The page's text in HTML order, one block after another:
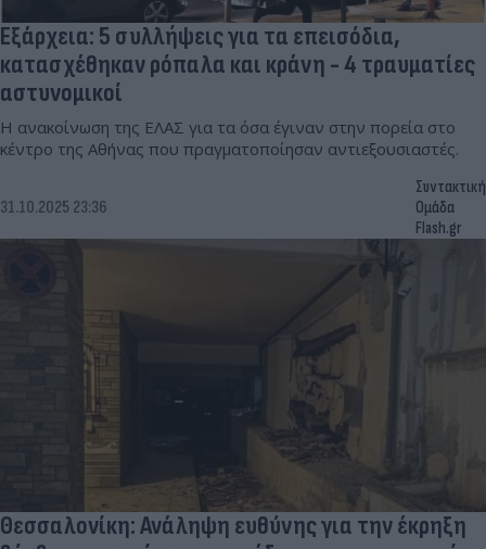
Εξάρχεια: 5 συλλήψεις για τα επεισόδια,
κατασχέθηκαν ρόπαλα και κράνη - 4 τραυματίες
αστυνομικοί
Η ανακοίνωση της ΕΛΑΣ για τα όσα έγιναν στην πορεία στο
κέντρο της Αθήνας που πραγματοποίησαν αντιεξουσιαστές.
31.10.2025 23:36
Συντακτική
Ομάδα
Flash.gr
Θεσσαλονίκη: Ανάληψη ευθύνης για την έκρηξη